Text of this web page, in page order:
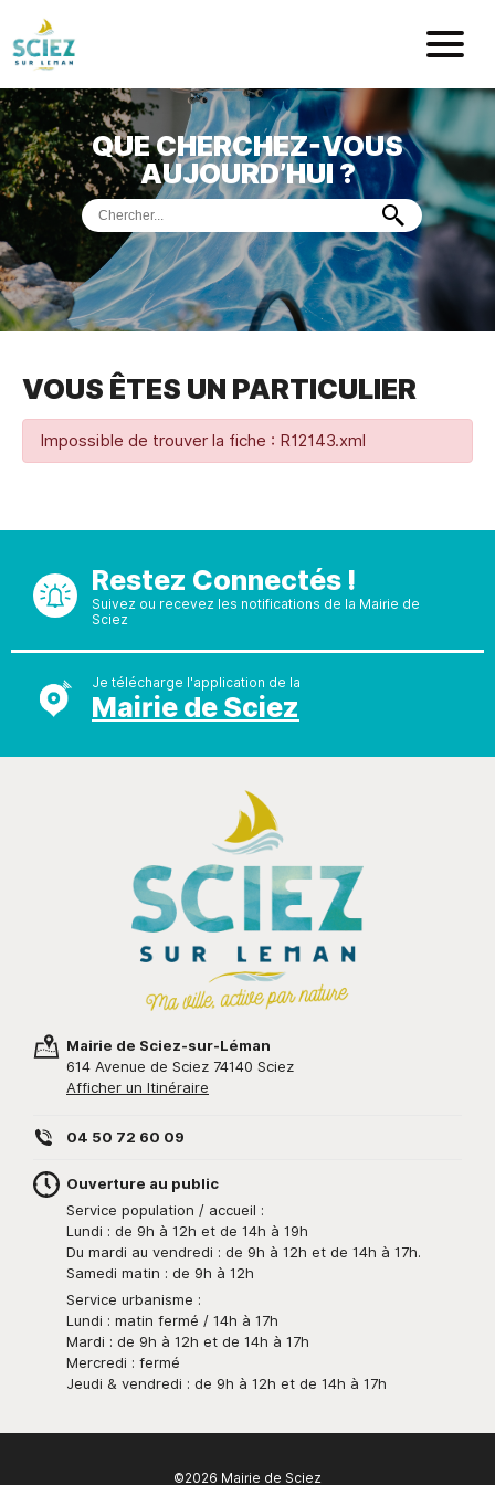
Mairie de
ACCUEIL
VOTREMAIRIE
VIEPRATIQUE
DÉMARCHES &SERVICES
PORTDE PLAISANCE
MUSÉEDE PRÉHISTOIRE ET GÉOLOGIE
QUE CHERCHEZ-VOUS
AUJOURD’HUI ?
VOUS ÊTES UN PARTICULIER
Impossible de trouver la fiche : R12143.xml
Restez Connectés !
Suivez ou recevez les notifications de la Mairie de
Sciez
Je télécharge l'application de la
Mairie de Sciez
Mairie de Sciez-sur-Léman
614 Avenue de Sciez 74140 Sciez
Afficher un Itinéraire
04 50 72 60 09
Ouverture au public
Service population / accueil :
Lundi : de 9h à 12h et de 14h à 19h
Du mardi au vendredi : de 9h à 12h et de 14h à 17h.
Samedi matin : de 9h à 12h
Service urbanisme :
Lundi : matin fermé / 14h à 17h
Mardi : de 9h à 12h et de 14h à 17h
Mercredi : fermé
Jeudi & vendredi : de 9h à 12h et de 14h à 17h
©2026 Mairie de Sciez